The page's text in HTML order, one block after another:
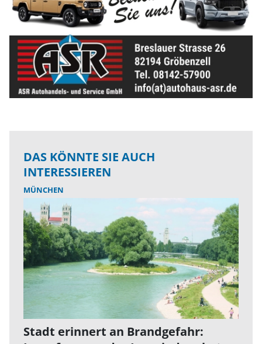
DAS KÖNNTE SIE AUCH
INTERESSIEREN
MÜNCHEN
Stadt erinnert an Brandgefahr: